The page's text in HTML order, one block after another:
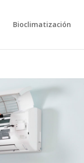
Bioclimatización